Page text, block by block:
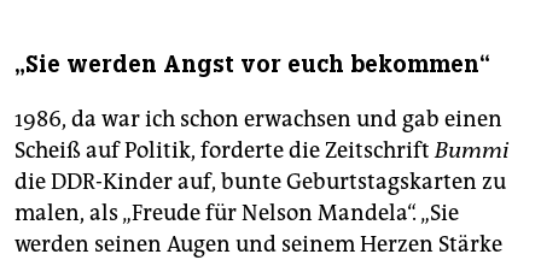
„Sie werden Angst vor euch bekommen“
1986, da war ich schon erwachsen und gab einen
Scheiß auf Politik, forderte die ZeitschriftBummi
die DDR-Kinder auf, bunte Geburtstagskarten zu
malen, als „Freude für Nelson Mandela“. „Sie
werden seinen Augen und seinem Herzen Stärke